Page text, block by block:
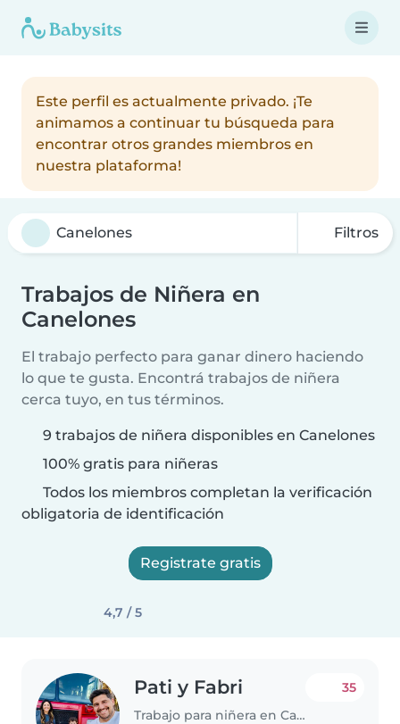
Este perfil es actualmente privado. ¡Te
animamos a continuar tu búsqueda para
encontrar otros grandes miembros en
nuestra plataforma!
Filtros
Trabajos de Niñera en
Canelones
El trabajo perfecto para ganar dinero haciendo
lo que te gusta. Encontrá trabajos de niñera
cerca tuyo, en tus términos.
9 trabajos de niñera disponibles en Canelones
100% gratis para niñeras
Todos los miembros completan la verificación
obligatoria de identificación
Registrate gratis
4,7 / 5
Pati y Fabri
Trabajo para niñera en Canelones
35